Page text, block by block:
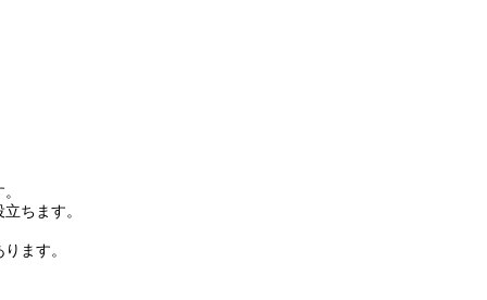
ちます。
ます。